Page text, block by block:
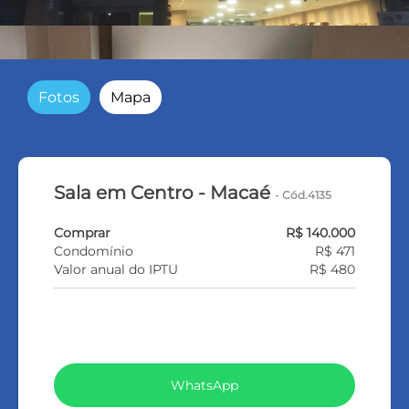
Fotos Mapa
Sala em Centro - Macaé - Cód.4135
Comprar
R$ 140.000
Condomínio
R$ 471
Valor anual do IPTU
R$ 480
WhatsApp